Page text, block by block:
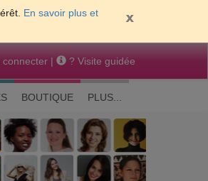
En savoir plus et
connecter | ? Visite guidée
BOUTIQUE PLUS...